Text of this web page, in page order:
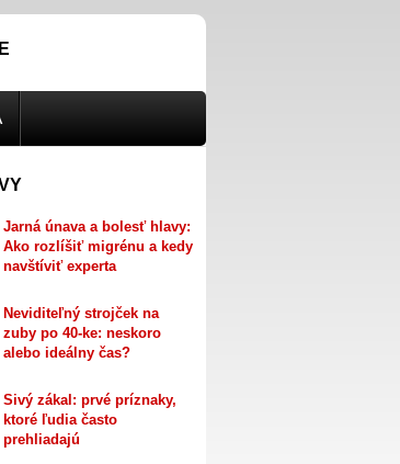
Jarná únava a bolesť hlavy:
Ako rozlíšiť migrénu a kedy
navštíviť experta
Neviditeľný strojček na
zuby po 40-ke: neskoro
alebo ideálny čas?
Sivý zákal: prvé príznaky,
ktoré ľudia často
prehliadajú